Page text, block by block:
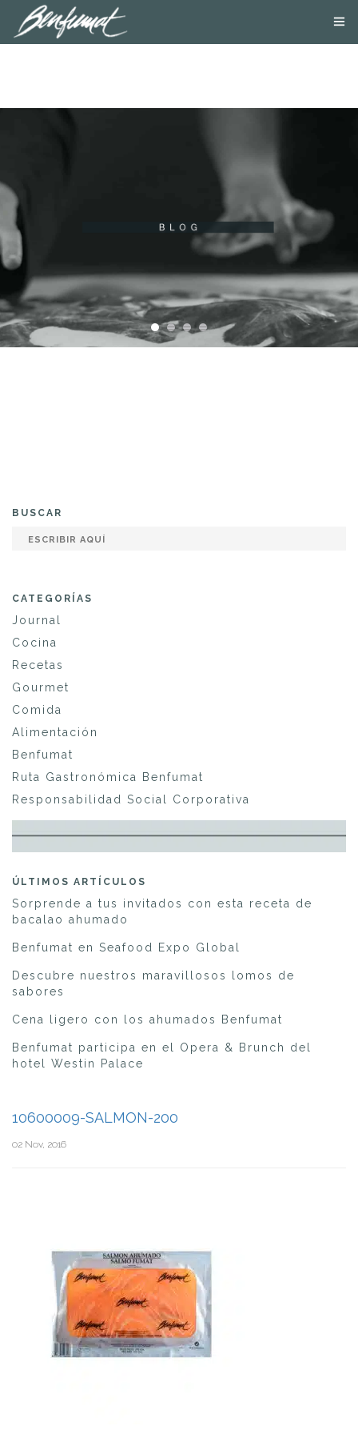
BUSCAR
CATEGORÍAS
Journal
Cocina
Recetas
Gourmet
Comida
Alimentación
Benfumat
Ruta Gastronómica Benfumat
Responsabilidad Social Corporativa
ÚLTIMOS ARTÍCULOS
Sorprende a tus invitados con esta receta de
bacalao ahumado
Benfumat en Seafood Expo Global
Descubre nuestros maravillosos lomos de
sabores
Cena ligero con los ahumados Benfumat
Benfumat participa en el Opera & Brunch del
hotel Westin Palace
10600009-SALMON-200
02 Nov, 2016